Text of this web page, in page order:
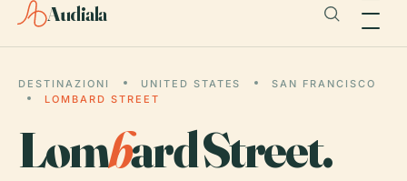
Audiala
DESTINAZIONI UNITED STATES
SAN FRANCISCO
LOMBARD STREET
Lombard Street.